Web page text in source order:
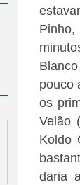
pouco
os
Velão
Koldo
daria